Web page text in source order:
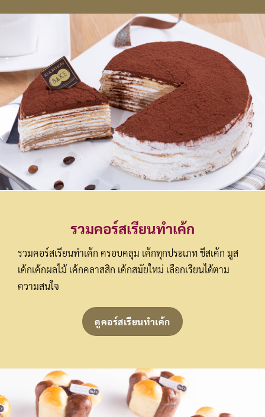
รวมคอร์สเรียนทำเค้ก
รวมคอร์สเรียนทำเค้ก ครอบคลุม เค้กทุกประเภท ชีสเค้ก มูส
เค้กเค้กผลไม้ เค้กคลาสสิก เค้กสมัยใหม่ เลือกเรียนได้ตาม
ความสนใจ
ดูคอร์สเรียนทำเค้ก